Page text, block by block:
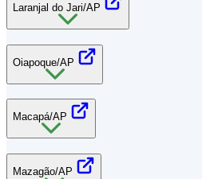
Laranjal do Jari/AP
Oiapoque/AP
Macapá/AP
Mazagão/AP